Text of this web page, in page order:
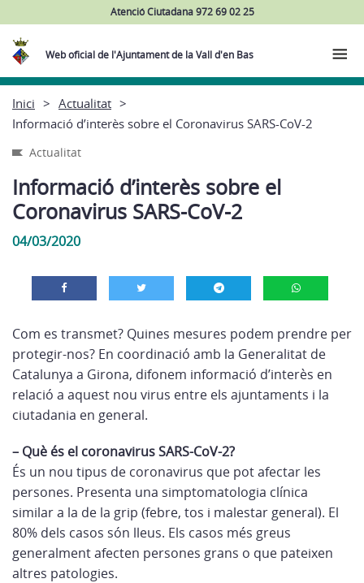
Atenció Ciutadana 972 69 02 25
Web oficial de l'Ajuntament de la Vall d'en Bas
Inici
Actualitat
Informació d’interès sobre el Coronavirus SARS-CoV-2
Actualitat
Informació d’interès sobre el
Coronavirus SARS-CoV-2
04/03/2020
Com es transmet? Quines mesures podem prendre per
protegir-nos? En coordinació amb la Generalitat de
Catalunya a Girona, difonem informació d’interès en
relació a aquest nou virus entre els ajuntaments i la
ciutadania en general.
– Què és el coronavirus SARS-CoV-2?
És un nou tipus de coronavirus que pot afectar les
persones. Presenta una simptomatologia clínica
similar a la de la grip (febre, tos i malestar general). El
80% dels casos són lleus. Els casos més greus
generalment afecten persones grans o que pateixen
altres patologies.